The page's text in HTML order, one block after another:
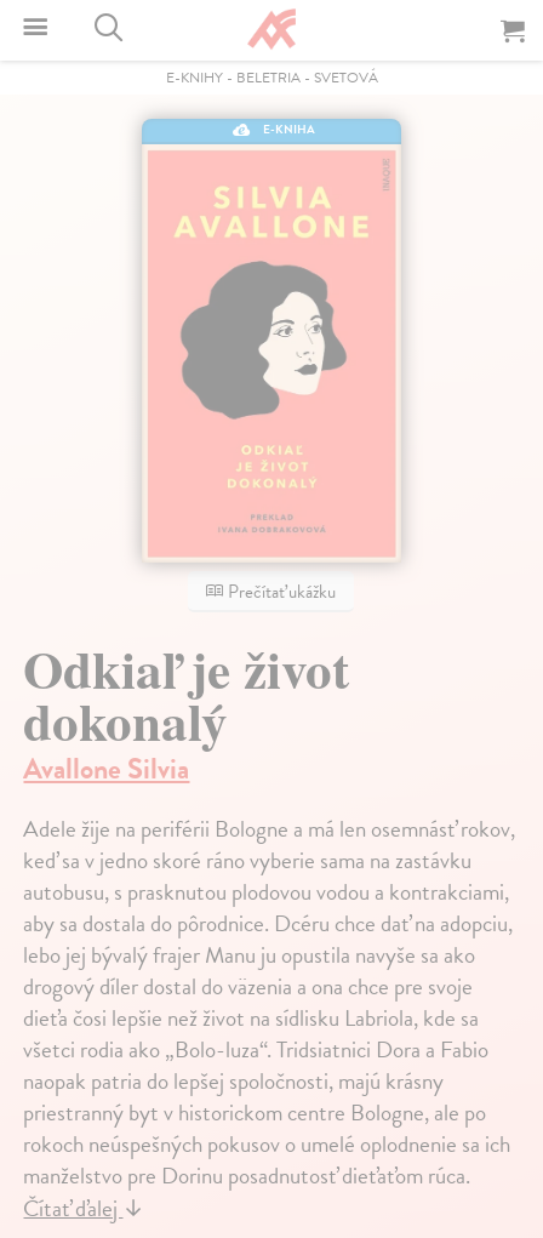
E-KNIHY- BELETRIA- SVETOVÁ
E-KNIHA
Prečítať ukážku
Odkiaľ je život
dokonalý
Avallone Silvia
Adele žije na periférii Bologne a má len osemnásť rokov,
keď sa v jedno skoré ráno vyberie sama na zastávku
autobusu, s prasknutou plodovou vodou a kontrakciami,
aby sa dostala do pôrodnice. Dcéru chce dať na adopciu,
lebo jej bývalý frajer Manu ju opustila navyše sa ako
drogový díler dostal do väzenia a ona chce pre svoje
dieťa čosi lepšie než život na sídlisku Labriola, kde sa
všetci rodia ako „Bolo-luza“. Tridsiatnici Dora a Fabio
naopak patria do lepšej spoločnosti, majú krásny
priestranný byt v historickom centre Bologne, ale po
rokoch neúspešných pokusov o umelé oplodnenie sa ich
manželstvo pre Dorinu posadnutosť dieťaťom rúca.
Čítať ďalej↓